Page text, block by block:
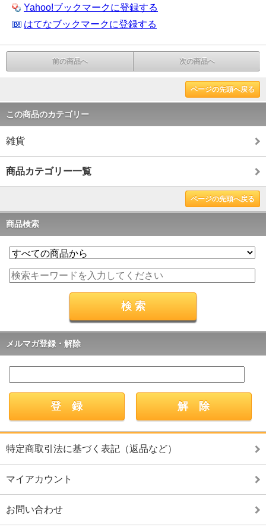
Yahoo!ブックマークに登録する
はてなブックマークに登録する
前の商品へ 次の商品へ
ページの先頭へ戻る
この商品のカテゴリー
雑貨
商品カテゴリー一覧
ページの先頭へ戻る
商品検索
メルマガ登録・解除
特定商取引法に基づく表記（返品など）
マイアカウント
お問い合わせ